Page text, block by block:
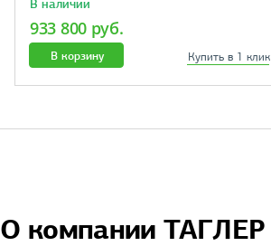
В наличии
933 800 руб.
В корзину Купить в 1 клик
О компании ТАГЛЕР